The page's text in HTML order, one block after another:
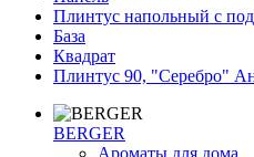
Плинтус напольный с
База
Квадрат
Плинтус 90, "Серебро"
BERGER
Ароматы для дома